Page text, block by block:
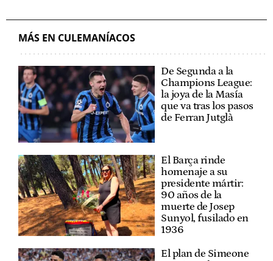
MÁS EN CULEMANÍACOS
De Segunda a la
Champions League:
la joya de la Masía
que va tras los pasos
de Ferran Jutglà
El Barça rinde
homenaje a su
presidente mártir:
90 años de la
muerte de Josep
Sunyol, fusilado en
1936
El plan de Simeone